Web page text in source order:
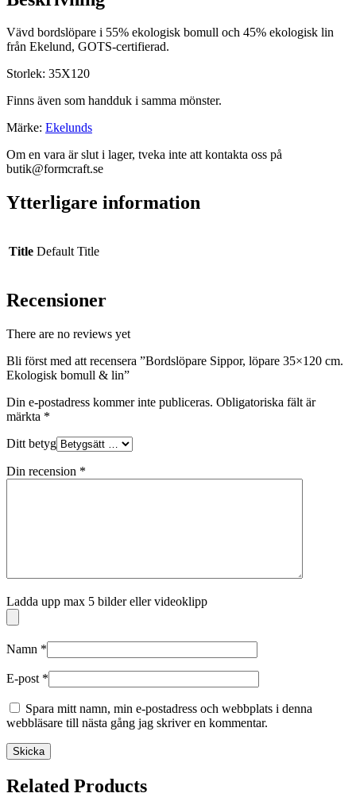
Vävd bordslöpare i 55% ekologisk bomull och 45% ekologisk lin
från Ekelund, GOTS-certifierad.
Storlek: 35X120
Finns även som handduk i samma mönster.
Märke: Ekelunds
Om en vara är slut i lager, tveka inte att kontakta oss på
butik@formcraft.se
Ytterligare information
Title Default Title
Recensioner
There are no reviews yet
Bli först med att recensera ”Bordslöpare Sippor, löpare 35×120 cm.
Ekologisk bomull & lin”
Din e-postadress kommer inte publiceras. Obligatoriska fält är
märkta *
Ditt betyg
Din recension *
Ladda upp max 5 bilder eller videoklipp
Namn *
E-post *
Spara mitt namn, min e-postadress och webbplats i denna
webbläsare till nästa gång jag skriver en kommentar.
Related Products